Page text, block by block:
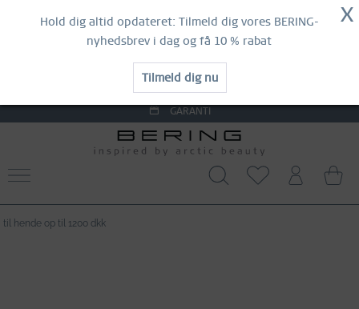
X
Hold dig altid opdateret: Tilmeld dig vores BERING-
nyhedsbrev i dag og få 10 % rabat
Tilmeld dig nu
SKYND DIG AT SIKRE DIG DINE
FAVORITTER!
FORÅRSUDSALG | OP TIL 70 % RABAT
SHOP NOW
GARANTI
KONTAKT OS
til hende op til 1200 dkk